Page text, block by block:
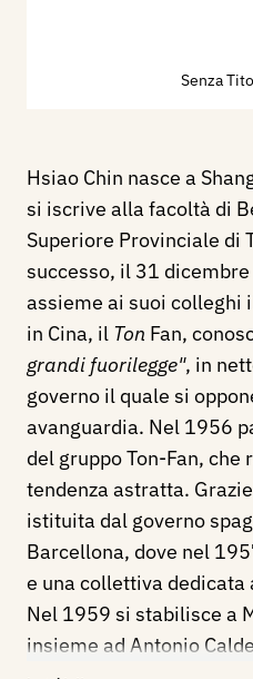
Senza
Hsiao Chin nasce a
si iscrive alla facoltà di
Superiore Provinciale di
successo, il 31
assieme ai suoi colleghi
in Cina, il Ton Fan,
grandi fuorilegge", in
governo il quale si
avanguardia. Nel 1956
del gruppo Ton-Fan,
tendenza astratta.
istituita dal governo
Barcellona, dove nel
e una collettiva dedicata
Nel 1959 si stabilisce a
insieme ad Antonio